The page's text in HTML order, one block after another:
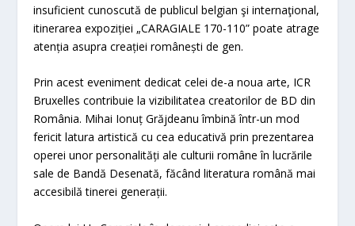
insuficient cunoscută de publicul belgian şi internaţional,
itinerarea expoziției „CARAGIALE 170-110” poate atrage
atenția asupra creației românești de gen.
Prin acest eveniment dedicat celei de-a noua arte, ICR
Bruxelles contribuie la vizibilitatea creatorilor de BD din
România. Mihai Ionuț Grăjdeanu îmbină într-un mod
fericit latura artistică cu cea educativă prin prezentarea
operei unor personalități ale culturii române în lucrările
sale de Bandă Desenată, făcând literatura română mai
accesibilă tinerei generații.